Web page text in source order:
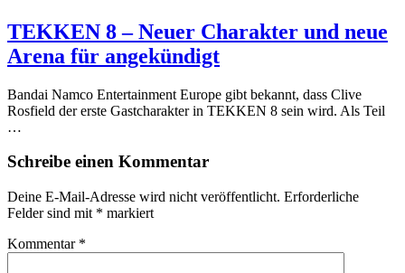
TEKKEN 8 – Neuer Charakter und neue
Arena für angekündigt
Bandai Namco Entertainment Europe gibt bekannt, dass Clive
Rosfield der erste Gastcharakter in TEKKEN 8 sein wird. Als Teil
…
Schreibe einen Kommentar
Deine E-Mail-Adresse wird nicht veröffentlicht. Erforderliche
Felder sind mit * markiert
Kommentar *